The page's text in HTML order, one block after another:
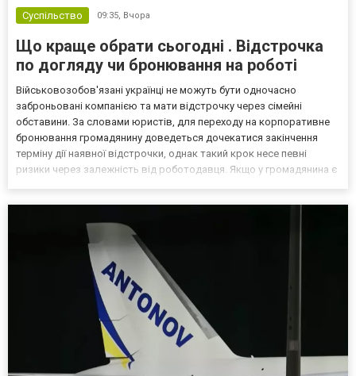
Суспільство 09:35, Вчора
Що краще обрати сьогодні . Відстрочка
по догляду чи бронювання на роботі
Військовозобов'язані українці не можуть бути одночасно
заброньовані компанією та мати відстрочку через сімейні
обставини. За словами юристів, для переходу на корпоративне
бронювання громадянину доведеться дочекатися закінчення
терміну дії наявної відстрочки, однак такий крок несе певні
ризики через залежність від роботодавця. Якщо у громадянина є